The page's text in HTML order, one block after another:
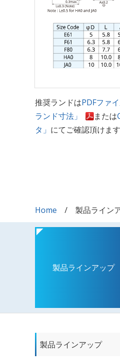
推奨ランドはPDFファ
ランド寸法」
または
タ」 にてご確認頂けます
Home 製品ライン
製品ラインアップ
製品ラインアップ